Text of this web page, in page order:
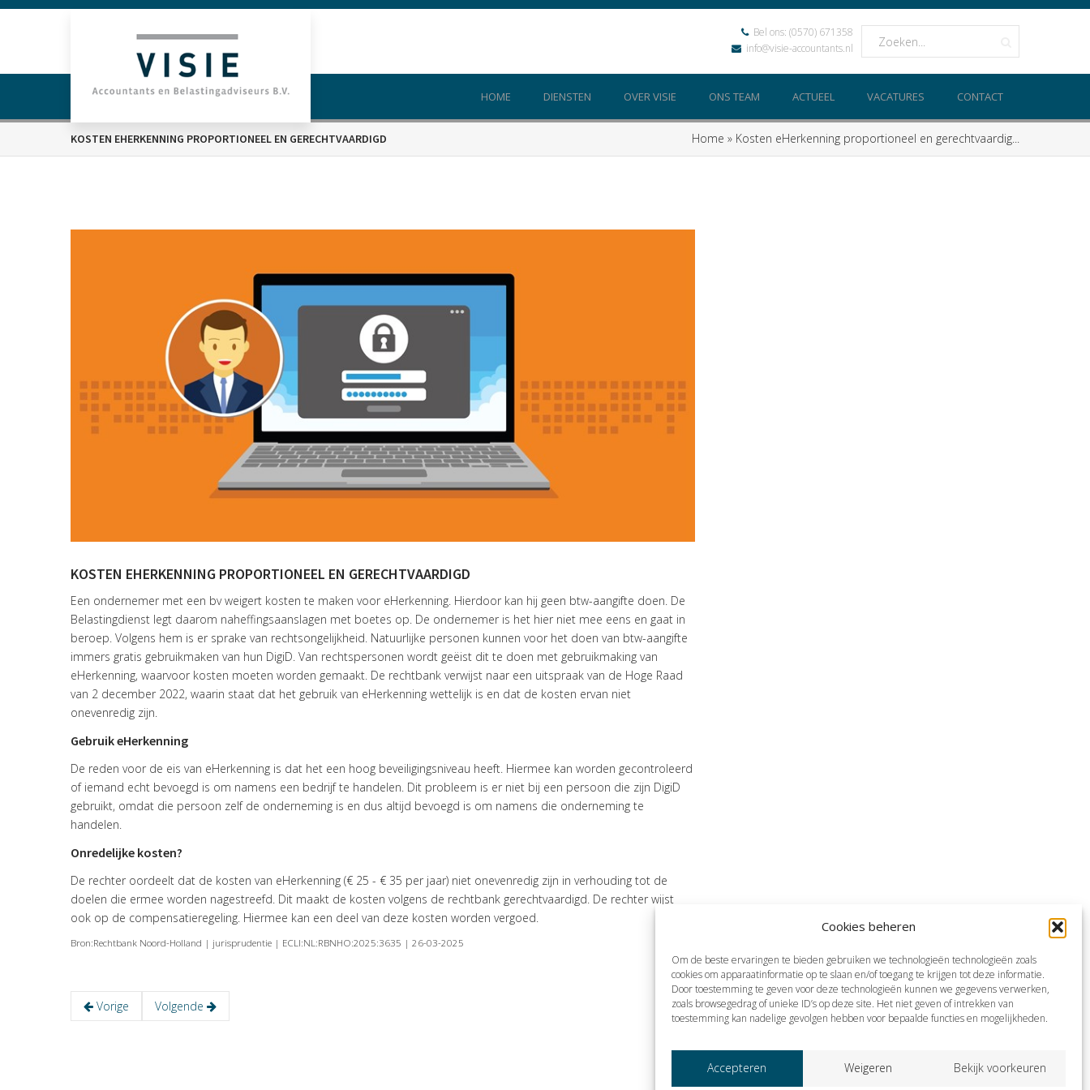
Cookies beheren
Om de beste ervaringen te bieden gebruiken we technologieën technologieën zoals
cookies om apparaatinformatie op te slaan en/of toegang te krijgen tot deze informatie.
Door toestemming te geven voor deze technologieën kunnen we gegevens verwerken,
zoals browsegedrag of unieke ID’s op deze site. Het niet geven of intrekken van
toestemming kan nadelige gevolgen hebben voor bepaalde functies en mogelijkheden.
Accepteren Weigeren Bekijk voorkeuren
Bel ons: (0570) 671358
info@visie-accountants.nl
HOME DIENSTEN OVER VISIE ONS TEAM ACTUEEL VACATURES CONTACT
KOSTEN EHERKENNING PROPORTIONEEL EN GERECHTVAARDIGD Home » Kosten eHerkenning proportioneel en gerechtvaardig...
KOSTEN EHERKENNING PROPORTIONEEL EN GERECHTVAARDIGD
Een ondernemer met een bv weigert kosten te maken voor eHerkenning. Hierdoor kan hij geen btw-aangifte doen. De
Belastingdienst legt daarom naheffingsaanslagen met boetes op. De ondernemer is het hier niet mee eens en gaat in
beroep. Volgens hem is er sprake van rechtsongelijkheid. Natuurlijke personen kunnen voor het doen van btw-aangifte
immers gratis gebruikmaken van hun DigiD. Van rechtspersonen wordt geëist dit te doen met gebruikmaking van
eHerkenning, waarvoor kosten moeten worden gemaakt. De rechtbank verwijst naar een uitspraak van de Hoge Raad
van 2 december 2022, waarin staat dat het gebruik van eHerkenning wettelijk is en dat de kosten ervan niet
onevenredig zijn.
Gebruik eHerkenning
De reden voor de eis van eHerkenning is dat het een hoog beveiligingsniveau heeft. Hiermee kan worden gecontroleerd
of iemand echt bevoegd is om namens een bedrijf te handelen. Dit probleem is er niet bij een persoon die zijn DigiD
gebruikt, omdat die persoon zelf de onderneming is en dus altijd bevoegd is om namens die onderneming te
handelen.
Onredelijke kosten?
De rechter oordeelt dat de kosten van eHerkenning (€ 25 - € 35 per jaar) niet onevenredig zijn in verhouding tot de
doelen die ermee worden nagestreefd. Dit maakt de kosten volgens de rechtbank gerechtvaardigd. De rechter wijst
ook op de compensatieregeling. Hiermee kan een deel van deze kosten worden vergoed.
Bron:Rechtbank Noord-Holland | jurisprudentie | ECLI:NL:RBNHO:2025:3635 | 26-03-2025
Vorige Volgende